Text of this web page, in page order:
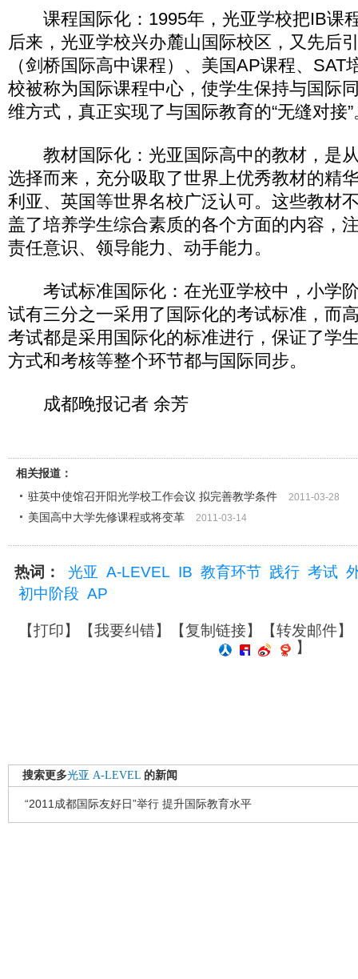
课程国际化：1995年，光亚学校把IB课
后来，光亚学校兴办麓山国际校区，又先后
（剑桥国际高中课程）、美国AP课程、SAT
校被称为国际课程中心，使学生保持与国际
维方式，真正实现了与国际教育的“无缝对接”
教材国际化：光亚国际高中的教材，是
选择而来，充分吸取了世界上优秀教材的精
利亚、英国等世界名校广泛认可。这些教材
盖了培养学生综合素质的各个方面的内容，
责任意识、领导能力、动手能力。
考试标准国际化：在光亚学校中，小学
试有三分之一采用了国际化的考试标准，而
考试都是采用国际化的标准进行，保证了学
方式和考核等整个环节都与国际同步。
成都晚报记者 余芳
相关报道：
驻英中使馆召开阳光学校工作会议 拟完善教学条件
2011-03-28
美国高中大学先修课程或将变革 2011-03-14
热词： 光亚 A-LEVEL IB 教育环节 践行 考试
初中阶段 AP
【打印】【我要纠错】【复制链接】【转发邮件】
】
搜索更多光亚 A-LEVEL 的新闻
“2011成都国际友好日”举行 提升国际教育水平